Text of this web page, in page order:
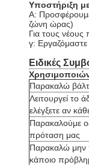
Υποστήριξη
Α:
ζώνη ώρας)
Για τους
γ:
Ειδικές
Παρακαλώ
Λειτουργεί το
ελέγξετε αν
Παρακαλούμε
πρόταση μας
Παρακαλώ μην
κάποιο